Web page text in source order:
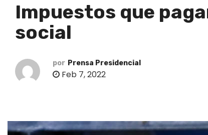
Impuestos que
social
por Prensa Presidencial
Feb 7, 2022